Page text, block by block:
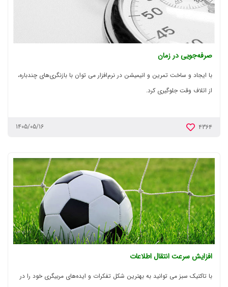
صرفه‌جویی در زمان
با ایجاد و ساخت تمرین و انیمیشن در نرم‌افزار می توان با بازنگری‌های چندباره،
از اتلاف وقت جلوگیری کرد.
4364
1405/05/16
افزایش سرعت انتقال اطلاعات
با تاکتیک سبز می توانید به بهترین شکل تفکرات و ایده‌های مربیگری خود را در